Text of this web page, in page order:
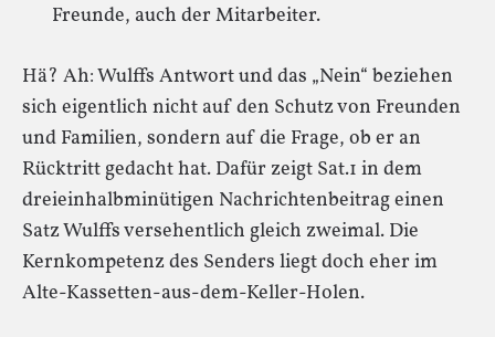
Freunde, auch der Mitarbeiter.
Hä? Ah: Wulffs Antwort und das „Nein“ beziehen
sich eigentlich nicht auf den Schutz von Freunden
und Familien, sondern auf die Frage, ob er an
Rücktritt gedacht hat. Dafür zeigt Sat.1 in dem
dreieinhalbminütigen Nachrichtenbeitrag einen
Satz Wulffs versehentlich gleich zweimal. Die
Kernkompetenz des Senders liegt doch eher im
Alte-Kassetten-aus-dem-Keller-Holen.